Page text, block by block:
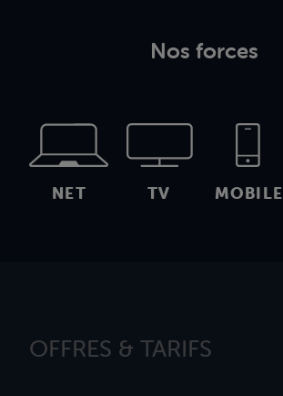
Nos forces
NET TV MOBILE
OFFRES & TARIFS